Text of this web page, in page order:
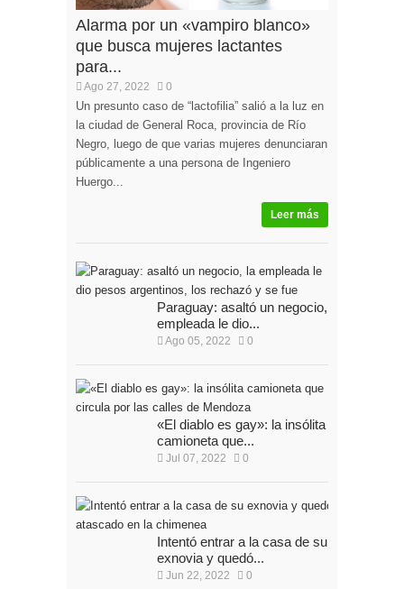
Alarma por un «vampiro blanco»
que busca mujeres lactantes
para...
Ago 27, 2022 0
Un presunto caso de “lactofilia” salió a la luz en
la ciudad de General Roca, provincia de Río
Negro, luego de que varias mujeres denunciaran
públicamente a una persona de Ingeniero
Huergo...
Leer más
Paraguay: asaltó un negocio, la
empleada le dio...
Ago 05, 2022 0
«El diablo es gay»: la insólita
camioneta que...
Jul 07, 2022 0
Intentó entrar a la casa de su
exnovia y quedó...
Jun 22, 2022 0